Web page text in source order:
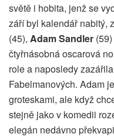
světě i hobita, jenž se
září byl kalendář nabitý,
(45), Adam Sandler
čtyřnásobná oscarová
role a naposledy
Fabelmanových. Adam
groteskami, ale když
stejně jako v komedii
elegán nedávno